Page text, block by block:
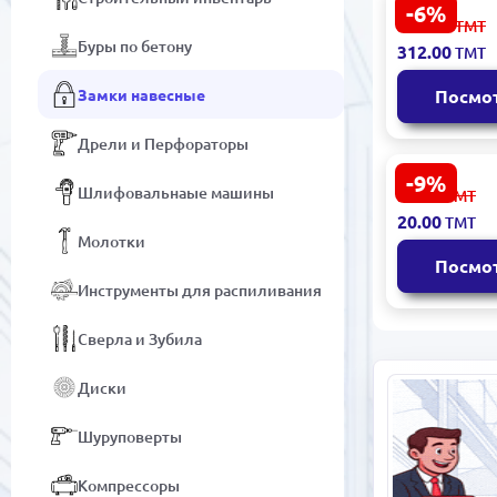
Буры по бетону
Замки навесные
Дрели и Перфораторы
Шлифовальнаые машины
Молотки
Инструменты для распиливания
Сверла и Зубила
Диски
Шуруповерты
Компрессоры
-6%
Xiaomi
Кодовый
значный
спиральный
332.00 ТМТ
312.00ТМТ
-9%
Emtop
Гульп асма
38мм для
нагрузок
22.00ТМТ
20.00ТМТ